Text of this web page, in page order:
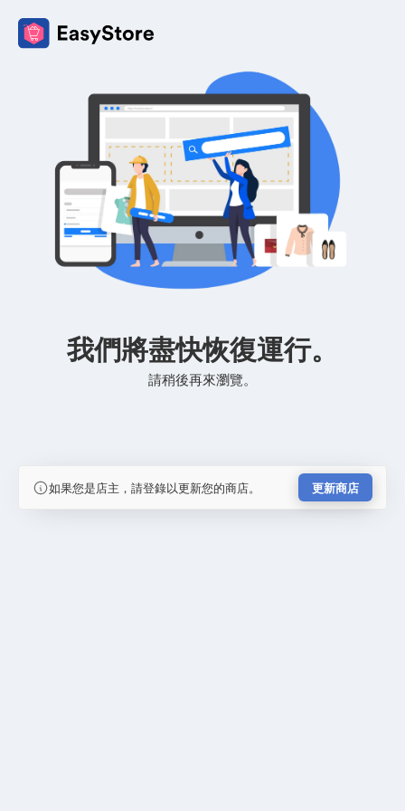
我們將盡快恢復運行。
請稍後再來瀏覽。
如果您是店主，請登錄以更新您的商店。 更新商店